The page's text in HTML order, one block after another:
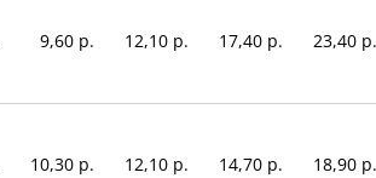
9,60 р. 12,10 р. 17,40 р. 23,40 р.
10,30 р. 12,10 р. 14,70 р. 18,90 р.